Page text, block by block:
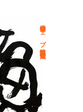
総合文学ウェブ情報誌 文学金魚